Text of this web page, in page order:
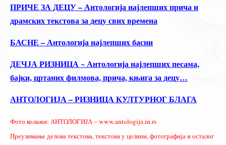
ПРИЧЕ ЗА ДЕЦУ – Антологија најлепших прича и
драмских текстова за децу свих времена
БАСНЕ – Антологија најлепших басни
ДЕЧЈА РИЗНИЦА ~ Антологија најлепших песама,
бајки, цртаних филмова, прича, књига за децу…
АНТОЛОГИЈА – РИЗНИЦА КУЛТУРНОГ БЛАГА
Фото колажи: АНТОЛОГИЈА – www.antologija.in.rs
Преузимање делова текстова, текстова у целини, фотографија и осталог